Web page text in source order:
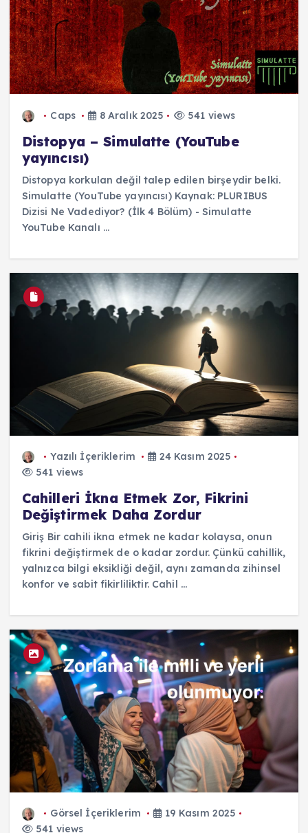
Caps 8 Aralık 2025 541 views
Distopya – Simulatte (YouTube
yayıncısı)
Distopya korkulan değil talep edilen birşeydir belki.
Simulatte (YouTube yayıncısı) Kaynak: PLURIBUS
Dizisi Ne Vadediyor? (İlk 4 Bölüm) - Simulatte
YouTube Kanalı ...
Yazılı İçeriklerim
24 Kasım 2025
541 views
Cahilleri İkna Etmek Zor, Fikrini
Değiştirmek Daha Zordur
Giriş Bir cahili ikna etmek ne kadar kolaysa, onun
fikrini değiştirmek de o kadar zordur. Çünkü cahillik,
yalnızca bilgi eksikliği değil, aynı zamanda zihinsel
konfor ve sabit fikirliliktir. Cahil ...
Görsel İçeriklerim
19 Kasım 2025
541 views